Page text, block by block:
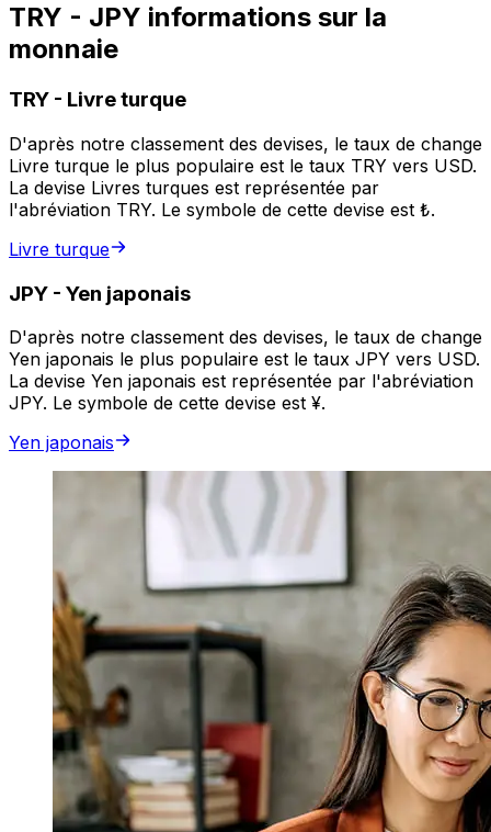
TRY - JPY informations sur la
monnaie
TRY - Livre turque
D'après notre classement des devises, le taux de change
Livre turque le plus populaire est le taux TRY vers USD.
La devise Livres turques est représentée par
l'abréviation TRY. Le symbole de cette devise est ₺.
Livre turque
JPY - Yen japonais
D'après notre classement des devises, le taux de change
Yen japonais le plus populaire est le taux JPY vers USD.
La devise Yen japonais est représentée par l'abréviation
JPY. Le symbole de cette devise est ¥.
Yen japonais